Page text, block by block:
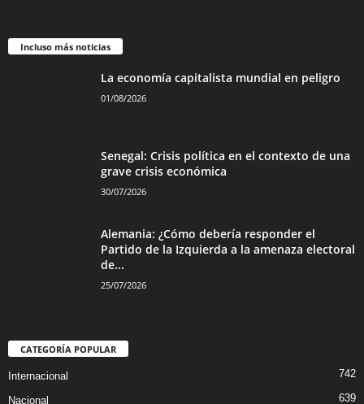
Incluso más noticias
La economía capitalista mundial en peligro
01/08/2026
Senegal: Crisis política en el contexto de una
grave crisis económica
30/07/2026
Alemania: ¿Cómo debería responder el
Partido de la Izquierda a la amenaza electoral
de...
25/07/2026
CATEGORÍA POPULAR
Internacional 742
Nacional 639